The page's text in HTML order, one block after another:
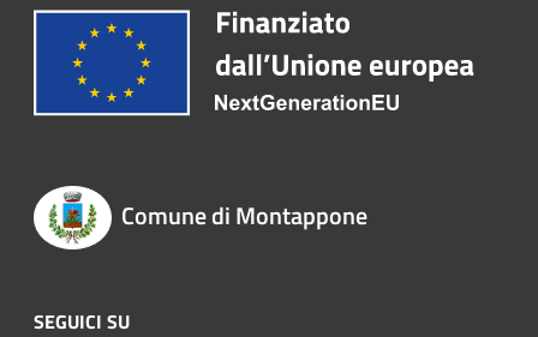
Comune di Montappone
SEGUICI SU